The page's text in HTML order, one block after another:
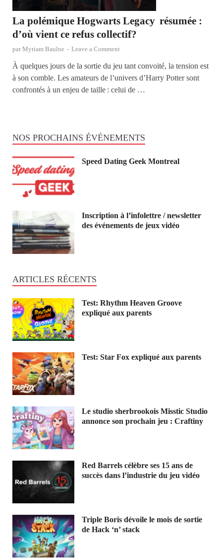
La polémique Hogwarts Legacy résumée :
d’où vient ce refus collectif?
parMyriam Baulne - Leave a Comment
À quelques jours de la sortie du jeu tant convoité, la tension est
à son comble. Les amateurs de l’univers d’Harry Potter sont
confrontés à un enjeu de taille : celui de …
NOS PROCHAINS ÉVÉNEMENTS
Speed Dating Geek Montreal
Inscription à l’infolettre / newsletter
des événements de jeux vidéo
ARTICLES RÉCENTS
Test: Rhythm Heaven Groove
expliqué aux parents
Test: Star Fox expliqué aux parents
Le studio sherbrookois Misstic Studio
annonce son prochain jeu : Craftiny
Red Barrels célèbre ses 15 ans de
succès dans l’industrie du jeu vidéo
Triple Boris dévoile le mois de sortie
de Hack ‘n’ stack